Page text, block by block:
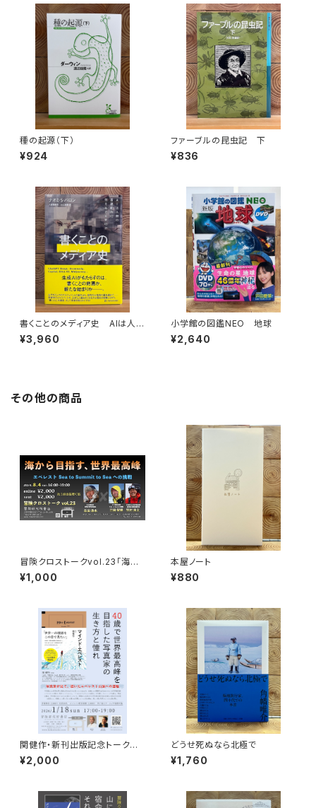
種の起源（下）
¥924
ファーブルの昆虫記 下
¥836
書くことのメディア史 AIは人間
の言語能力に何をもたらすのか
¥3,960
小学館の図鑑NEO 地球
¥2,640
その他の商品
冒険クロストークvol.23「海か
ら目指す、世界最高峰」録画視聴
権
¥1,000
本屋ノート
¥880
関健作・新刊出版記念トークイ
ベント録画視聴権
¥2,000
どうせ死ぬなら北極で
¥1,760